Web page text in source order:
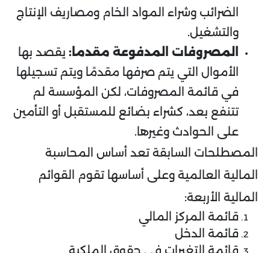
الضرائب وشراء المواد الخام ومصاريف الإنتاج
والتشغيل.
المصروفات المدفوعة مقدما: يقصد بها
الأموال التي يتم صرفها مقدمًا ويتم تسجيلها
في قائمة المصروفات، لكن المؤسسة لم
تتنفع بعد، كشراء بضائع للمستقبل أو التأمين
على الحوادث وغيرها.
المصطلحات السابقة تعد أساس المحاسبة
المالية العالمية وعلى أساسها تقوم القوائم
المالية الأربعة:
قائمة المركز المالي
قائمة الدخل
قائمة التغيرات في حقوق الملكية